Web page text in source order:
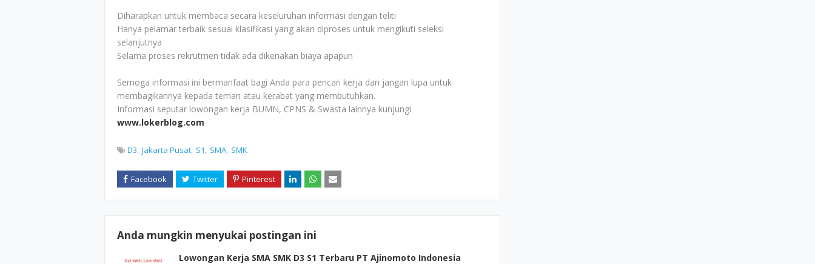
Diharapkan untuk membaca secara keseluruhan informasi dengan teliti
Hanya pelamar terbaik sesuai klasifikasi yang akan diproses untuk mengikuti seleksi
selanjutnya
Selama proses rekrutmen tidak ada dikenakan biaya apapun
Semoga informasi ini bermanfaat bagi Anda para pencari kerja dan jangan lupa untuk
membagikannya kepada teman atau kerabat yang membutuhkan.
Informasi seputar lowongan kerja BUMN, CPNS & Swasta lainnya kunjungi
www.lokerblog.com
D3 Jakarta Pusat S1 SMA SMK
Anda mungkin menyukai postingan ini
Lowongan Kerja SMA SMK D3 S1 Terbaru PT Ajinomoto Indonesia